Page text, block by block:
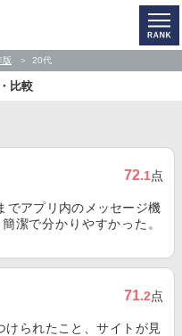
版 20代
比較
72.1点
でアプリ内のメッセージ機
潔で分かりやすかった。
71.2点
られたこと、サイトが見